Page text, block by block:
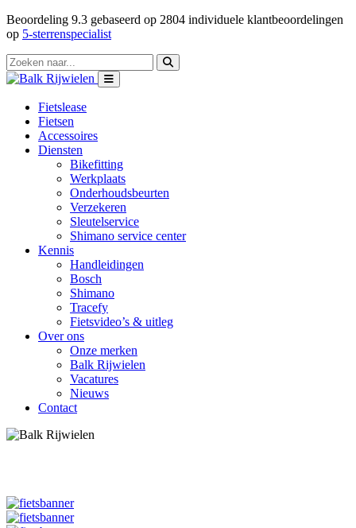
Beoordeling 9.3 gebaseerd op 2804 individuele klantbeoordelingen
op 5-sterrenspecialist
Fietslease
Fietsen
Accessoires
Diensten
Bikefitting
Werkplaats
Onderhoudsbeurten
Verzekeren
Sleutelservice
Shimano service center
Kennis
Handleidingen
Bosch
Shimano
Tracefy
Fietsvideo’s & uitleg
Over ons
Onze merken
Balk Rijwielen
Vacatures
Nieuws
Contact